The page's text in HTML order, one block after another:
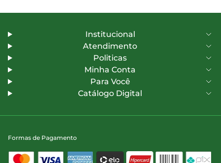
Institucional
Atendimento
Politicas
Minha Conta
Para Você
Catálogo Digital
Formas de Pagamento